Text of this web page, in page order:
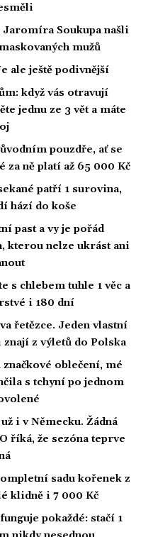
Soukupa našli
mužů
ale ještě podivnější
když vás otravují
jednu ze 3 vět a máte
pouzdře, ať se
za ně platí až 65 000 Kč
patří 1 surovina,
hází do koše
past a vy je pořád
kterou nelze ukrást ani
s chlebem tuhle 1 věc a
i 180 dní
řetězce. Jeden vlastní
z výletů do Polska
oblečení, mé
s tchyní po jednom
i v Německu. Žádná
říká, že sezóna teprve
sadu kořenek z
klidně i 7 000 Kč
pokaždé: stačí 1